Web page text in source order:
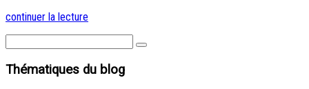
continuer la lecture
Thématiques du blog